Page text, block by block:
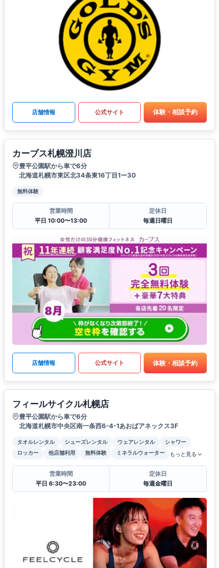
店舗情報 公式サイト 体験・相談予約
カーブス札幌澄川店
豊平公園駅から車で6分
北海道札幌市東区北34条東16丁目1ー30
無料体験
営業時間
平日 10:00〜13:00
定休日
毎週日曜日
店舗情報 公式サイト 体験・相談予約
フィールサイクル札幌店
豊平公園駅から車で6分
北海道札幌市中央区南一条西6-4-1あおばアネックス3F
タオルレンタル シューズレンタル ウェアレンタル
シャワー
ロッカー
他店舗利用 無料体験 ミネラルウォーター もっと見る
営業時間
平日 6:30〜23:00
定休日
毎週金曜日